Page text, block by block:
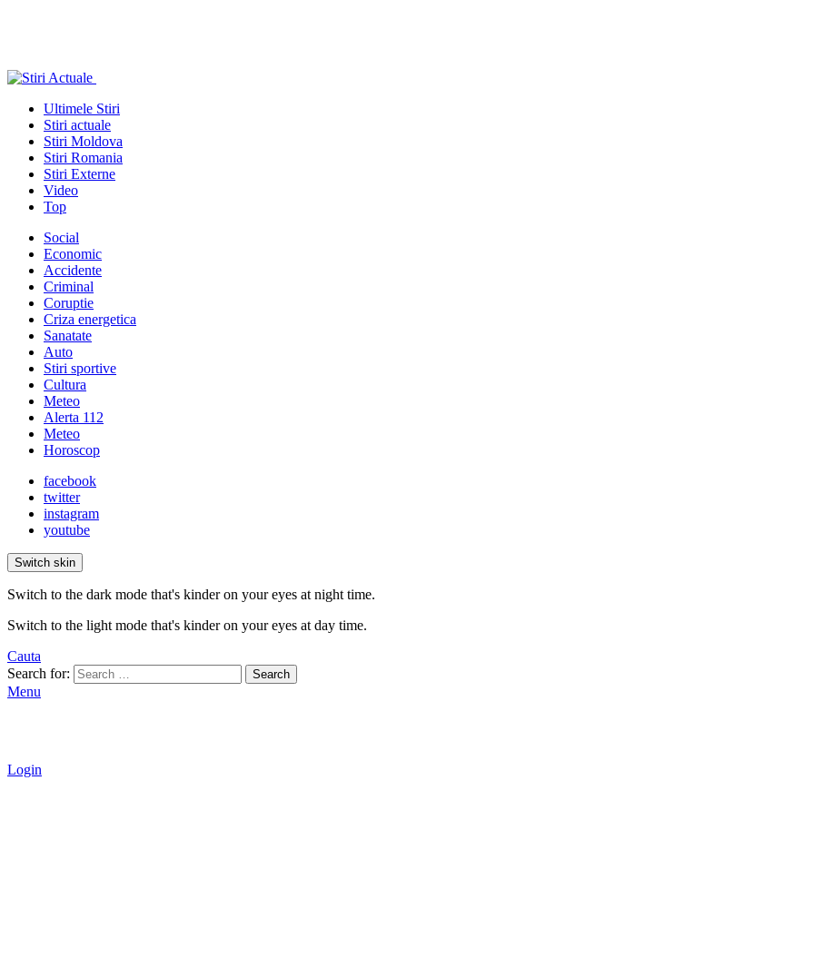
Ultimele Stiri
Stiri actuale
Stiri Moldova
Stiri Romania
Stiri Externe
Video
Top
Social
Economic
Accidente
Criminal
Coruptie
Criza energetica
Sanatate
Auto
Stiri sportive
Cultura
Meteo
Alerta 112
Meteo
Horoscop
facebook
twitter
instagram
youtube
Switch skin
Switch to the dark mode that's kinder on your eyes at night time.
Switch to the light mode that's kinder on your eyes at day time.
Cauta
Search for:
Search
Menu
Login